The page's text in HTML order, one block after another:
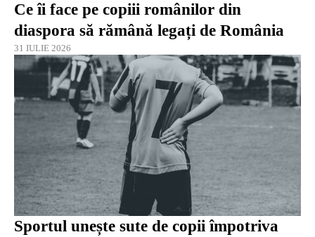
Ce îi face pe copiii românilor din
diaspora să rămână legați de România
31 IULIE 2026
Sportul unește sute de copii împotriva